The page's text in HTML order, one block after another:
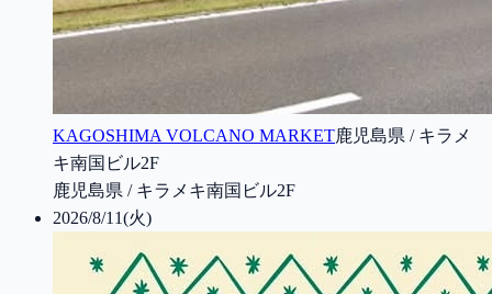
KAGOSHIMA VOLCANO MARKET鹿児島県 / キラメ
キ南国ビル2F
鹿児島県 / キラメキ南国ビル2F
2026/8/11(火)